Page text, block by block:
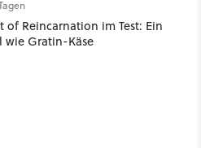
of Reincarnation im Test: Ein
wie Gratin-Käse